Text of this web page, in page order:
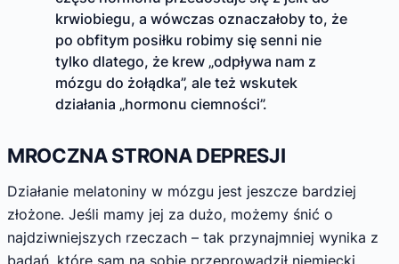
krwiobiegu, a wówczas oznaczałoby to, że
po obfitym posiłku robimy się senni nie
tylko dlatego, że krew „odpływa nam z
mózgu do żołądka”, ale też wskutek
działania „hormonu ciemności”.
MROCZNA STRONA DEPRESJI
Działanie melatoniny w mózgu jest jeszcze bardziej
złożone. Jeśli mamy jej za dużo, możemy śnić o
najdziwniejszych rzeczach – tak przynajmniej wynika z
badań, które sam na sobie przeprowadził niemiecki